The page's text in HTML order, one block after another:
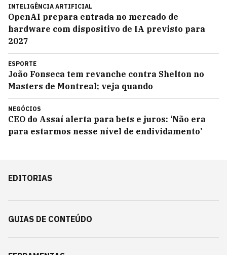
INTELIGÊNCIA ARTIFICIAL
OpenAI prepara entrada no mercado de
hardware com dispositivo de IA previsto para
2027
ESPORTE
João Fonseca tem revanche contra Shelton no
Masters de Montreal; veja quando
NEGÓCIOS
CEO do Assaí alerta para bets e juros: ‘Não era
para estarmos nesse nível de endividamento’
EDITORIAS
GUIAS DE CONTEÚDO